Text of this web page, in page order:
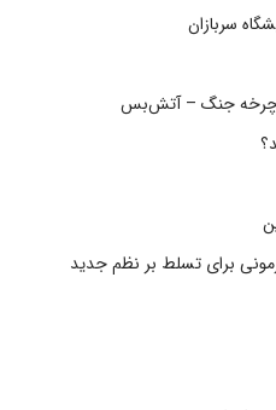
سربازان
چرخه جنگ – آتش‌بس
برای تسلط بر نظم جدید